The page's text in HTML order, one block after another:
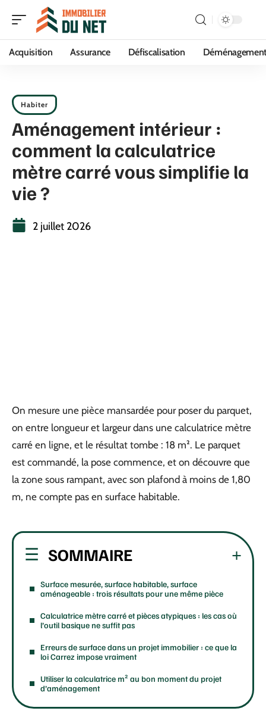
Acquisition Assurance Défiscalisation Déménagement
Habiter
Aménagement intérieur :
comment la calculatrice
mètre carré vous simplifie la
vie ?
2 juillet 2026
On mesure une pièce mansardée pour poser du parquet,
on entre longueur et largeur dans une calculatrice mètre
carré en ligne, et le résultat tombe : 18 m². Le parquet
est commandé, la pose commence, et on découvre que
la zone sous rampant, avec son plafond à moins de 1,80
m, ne compte pas en surface habitable.
SOMMAIRE
Surface mesurée, surface habitable, surface
aménageable : trois résultats pour une même pièce
Calculatrice mètre carré et pièces atypiques : les cas où
l’outil basique ne suffit pas
Erreurs de surface dans un projet immobilier : ce que la
loi Carrez impose vraiment
Utiliser la calculatrice m² au bon moment du projet
d’aménagement